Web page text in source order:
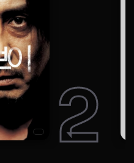
2